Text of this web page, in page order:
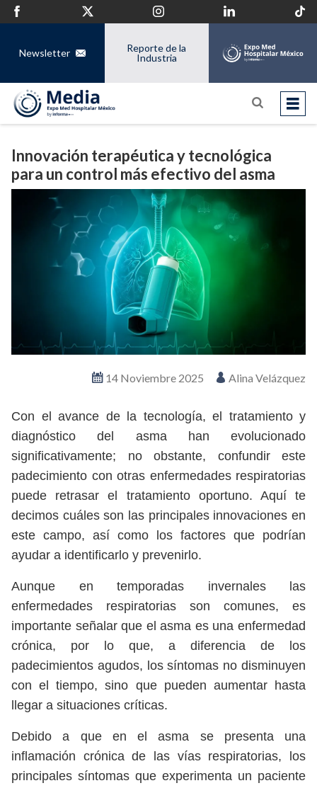
Newsletter
Reporte de la
Industria
Innovación terapéutica y tecnológica
para un control más efectivo del asma
14 Noviembre 2025 Alina Velázquez
Con el avance de la tecnología, el tratamiento y
diagnóstico del asma han evolucionado
significativamente; no obstante, confundir este
padecimiento con otras enfermedades respiratorias
puede retrasar el tratamiento oportuno. Aquí te
decimos cuáles son las principales innovaciones en
este campo, así como los factores que podrían
ayudar a identificarlo y prevenirlo.
Aunque en temporadas invernales las
enfermedades respiratorias son comunes, es
importante señalar que el asma es una enfermedad
crónica, por lo que, a diferencia de los
padecimientos agudos, los síntomas no disminuyen
con el tiempo, sino que pueden aumentar hasta
llegar a situaciones críticas.
Debido a que en el asma se presenta una
inflamación crónica de las vías respiratorias, los
principales síntomas que experimenta un paciente